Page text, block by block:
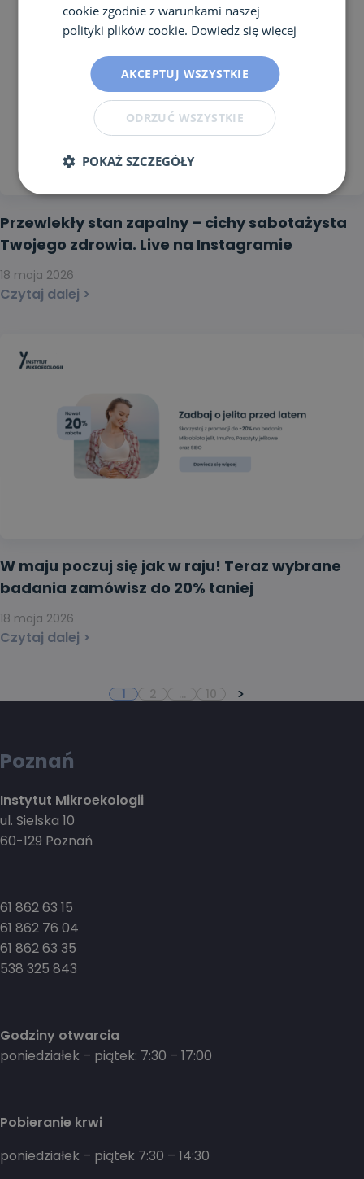
Przewlekły stan zapalny – cichy sabotażysta
Twojego zdrowia. Live na Instagramie
Czytaj dalej >
18 maja 2026
W maju poczuj się jak w raju! Teraz wybrane
badania zamówisz do 20% taniej
Czytaj dalej >
18 maja 2026
1 2 10 >
Poznań
Instytut Mikroekologii
ul. Sielska 10
60-129 Poznań
61 862 63 15
61 862 76 04
61 862 63 35
538 325 843
Godziny otwarcia
poniedziałek – piątek: 7:30 – 17:00
Pobieranie krwi
poniedziałek – piątek 7:30 – 14:30
cookie zgodnie z warunkami naszej
polityki plików cookie. Dowiedz się więcej
AKCEPTUJ WSZYSTKIE
ODRZUĆ WSZYSTKIE
POKAŻ SZCZEGÓŁY